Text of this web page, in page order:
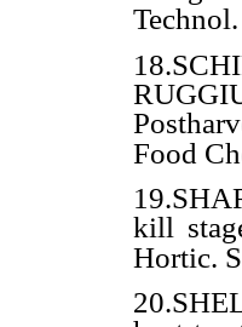
Food
kill
Hortic.